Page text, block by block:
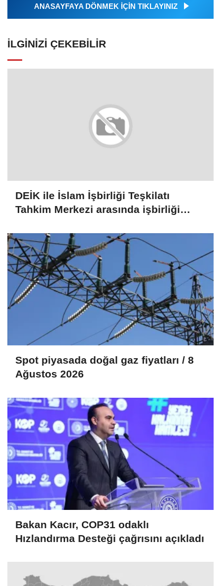
ANASAYFAYA DÖNMEK İÇİN TIKLAYINIZ
İLGINIZI ÇEKEBILIR
DEİK ile İslam İşbirliği Teşkilatı
Tahkim Merkezi arasında işbirliği
Spot piyasada doğal gaz fiyatları / 8
Ağustos 2026
Bakan Kacır, COP31 odaklı
Hızlandırma Desteği çağrısını açıkladı